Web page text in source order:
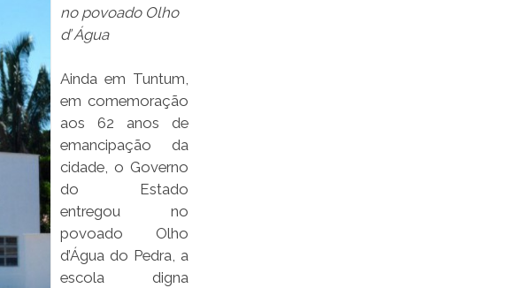
no povoado Olho
d’ Água
Ainda em Tuntum,
em comemoração
aos 62 anos de
emancipação da
cidade, o Governo
do Estado
entregou no
povoado Olho
d’Água do Pedra, a
escola digna